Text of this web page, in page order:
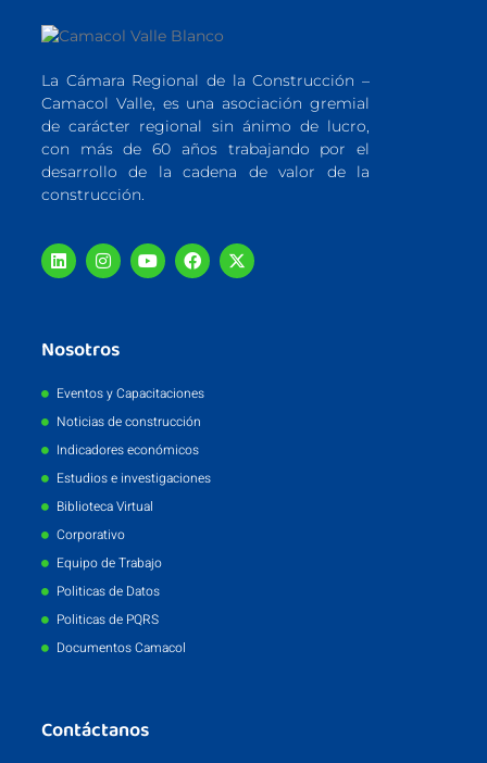
La Cámara Regional de la Construcción –
Camacol Valle, es una asociación gremial
de carácter regional sin ánimo de lucro,
con más de 60 años trabajando por el
desarrollo de la cadena de valor de la
construcción.
Nosotros
Eventos y Capacitaciones
Noticias de construcción
Indicadores económicos
Estudios e investigaciones
Biblioteca Virtual
Corporativo
Equipo de Trabajo
Politicas de Datos
Politicas de PQRS
Documentos Camacol
Contáctanos